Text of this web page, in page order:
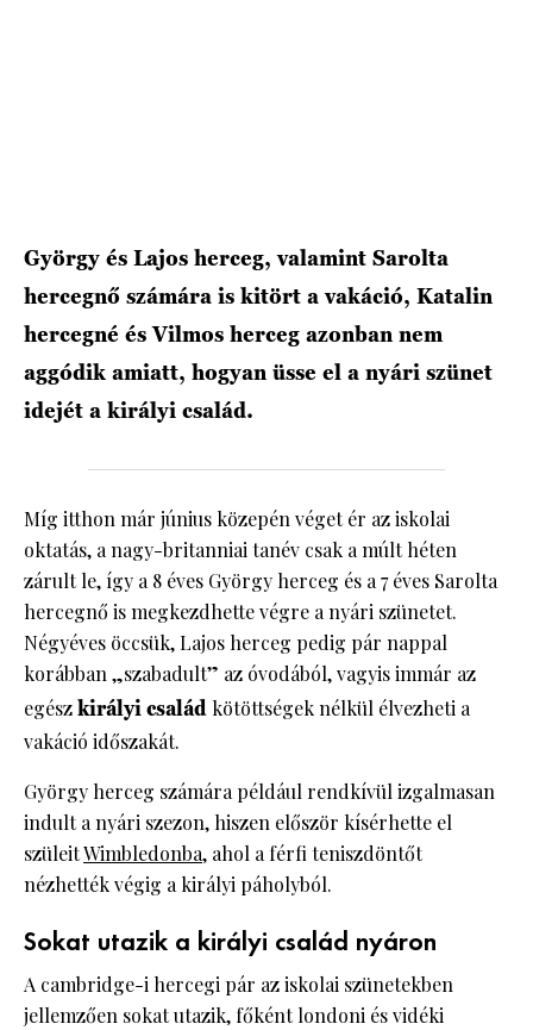
György és Lajos herceg, valamint Sarolta
hercegnő számára is kitört a vakáció, Katalin
hercegné és Vilmos herceg azonban nem
aggódik amiatt, hogyan üsse el a nyári szünet
idejét a királyi család.
Míg itthon már június közepén véget ér az iskolai
oktatás, a nagy-britanniai tanév csak a múlt héten
zárult le, így a 8 éves György herceg és a 7 éves Sarolta
hercegnő is megkezdhette végre a nyári szünetet.
Négyéves öccsük, Lajos herceg pedig pár nappal
korábban „szabadult” az óvodából, vagyis immár az
egészkirályi család kötöttségek nélkül élvezheti a
vakáció időszakát.
György herceg számára például rendkívül izgalmasan
indult a nyári szezon, hiszen először kísérhette el
szüleitWimbledonba, ahol a férfi teniszdöntőt
nézhették végig a királyi páholyból.
Sokat utazik a királyi család nyáron
A cambridge-i hercegi pár az iskolai szünetekben
jellemzően sokat utazik, főként londoni és vidéki